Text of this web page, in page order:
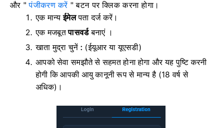
और "पंजीकरण करें" बटन पर क्लिक करना होगा।
एक मान्यईमेलपता दर्ज करें।
एक मजबूतपासवर्डबनाएं ।
खाता मुद्रा चुनें : (ईयूआर या यूएसडी)
आपको सेवा समझौते से सहमत होना होगा और यह पुष्टि करनी
होगी कि आपकी आयु कानूनी रूप से मान्य है (18 वर्ष से
अधिक)।